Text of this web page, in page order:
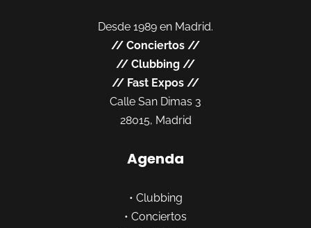
Desde 1989 en Madrid.
// Conciertos //
// Clubbing //
// Fast Expos //
Calle San Dimas 3
28015, Madrid
Agenda
• Clubbing
• Conciertos